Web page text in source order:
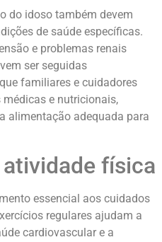
do idoso também devem
de saúde específicas.
e problemas renais
ser seguidas
familiares e cuidadores
e nutricionais,
alimentação adequada para
física
essencial aos cuidados
regulares ajudam a
cardiovascular e a